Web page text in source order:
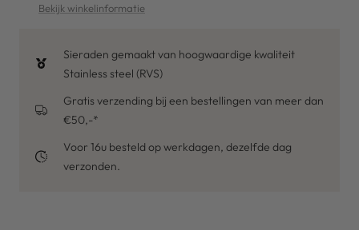
Bekijk winkelinformatie
Sieraden gemaakt van hoogwaardige kwaliteit
Stainless steel (RVS)
Gratis verzending bij een bestellingen van meer dan
€50,-*
Voor 16u besteld op werkdagen, dezelfde dag
verzonden.